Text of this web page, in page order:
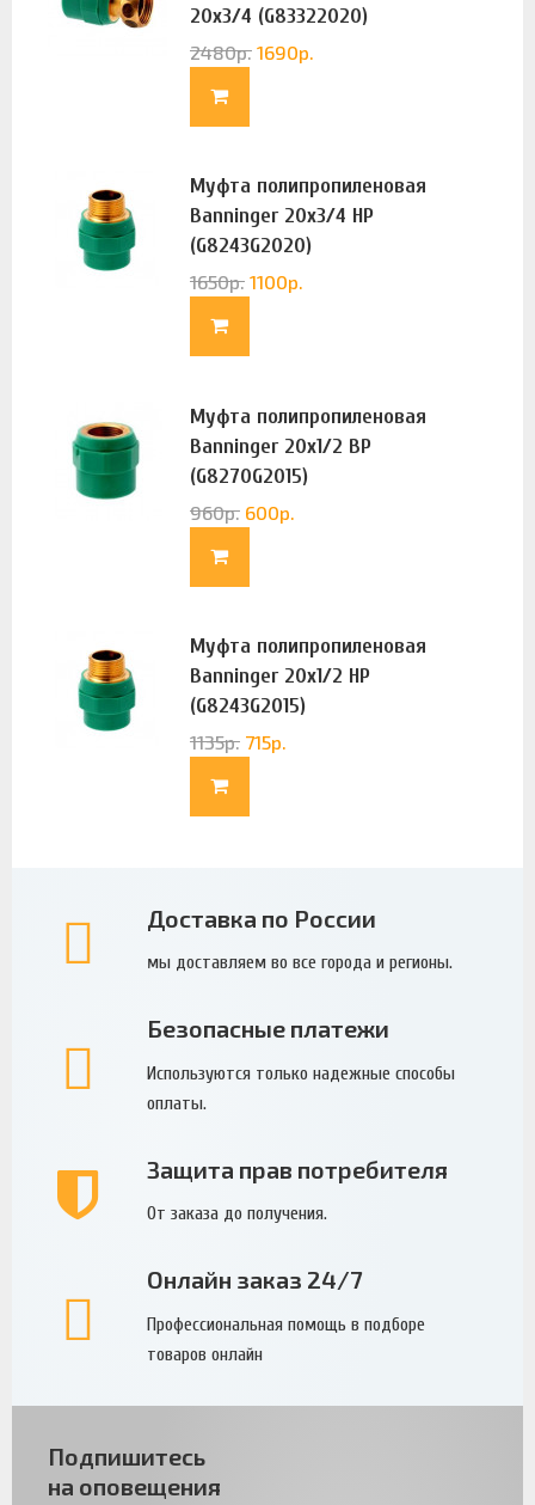
20х3/4 (G83322020)
2480р. 1690р.
Муфта полипропиленовая
Banninger 20х3/4 НР
(G8243G2020)
1650р. 1100р.
Муфта полипропиленовая
Banninger 20х1/2 ВР
(G8270G2015)
960р. 600р.
Муфта полипропиленовая
Banninger 20х1/2 НР
(G8243G2015)
1135р. 715р.
Доставка по России
мы доставляем во все города и регионы.
Безопасные платежи
Используются только надежные способы
оплаты.
Защита прав потребителя
От заказа до получения.
Онлайн заказ 24/7
Профессиональная помощь в подборе
товаров онлайн
Подпишитесь
на оповещения